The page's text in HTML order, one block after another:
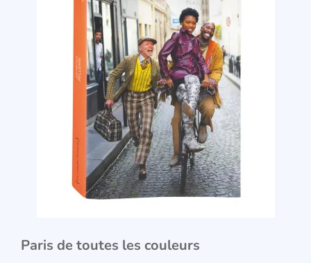
Paris de toutes les couleurs